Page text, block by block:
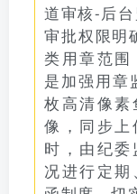
道审核-后
审批权限明
类用章范
是加强用章
枚高清像
像，同步
时，由纪
况进行定